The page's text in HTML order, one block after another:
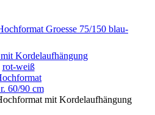
Kordelaufhängung
rot-weiß
60/90 cm
mit Kordelaufhängung